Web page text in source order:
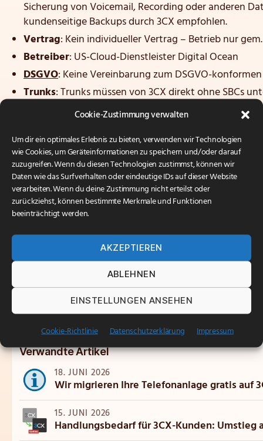
Cookie-Zustimmung verwalten
Um dir ein optimales Erlebnis zu bieten, verwenden wir Technologien
wie Cookies, um Geräteinformationen zu speichern und/oder darauf
zuzugreifen. Wenn du diesen Technologien zustimmst, können wir
Daten wie das Surfverhalten oder eindeutige IDs auf dieser Website
verarbeiten. Wenn du deine Zustimmung nicht erteilst oder
zurückziehst, können bestimmte Merkmale und Funktionen
beeinträchtigt werden.
AKZEPTIEREN
ABLEHNEN
EINSTELLUNGEN ANSEHEN
Cookie-Richtlinie Datenschutzerklärung Impressum
Sicherung von Voicemail, Recording oder anderen
kundenseitige Backups durch 3CX empfohlen.
Vertrag: Kein individueller Vertrag – Betrieb nur
Betreiber: US-Cloud-Dienstleister Digital Ocean
DSGVO: Keine Vereinbarung zum DSGVO-
Trunks: Trunks müssen von 3CX direkt ohne SBCs
eingebunden werden können – Deutsche
: Call Flow Desinger
Telefontemplates: Individuelle Telefontemplates
Sprachaufzeichnungen: Sprachaufzeichnungen
den darüber beschränkten Speicherplatz gekoppelt.
Betriebsalternative Hosted Cloud Arconda
Wenn die vorgenannten Einschränkungen dem Betrieb
so empfehlen wir das Hosting in der georedundanten
unseren Infrastrukturen in den renommierten
Verwandte Artikel
18. JUNI 2026
Wir migrieren Ihre Telefonanlage gratis auf
15. JUNI 2026
Handlungsbedarf für 3CX-Kunden: Umstieg